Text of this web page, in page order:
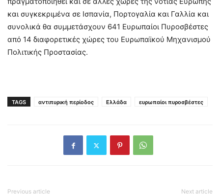
και συγκεκριμένα σε Ισπανία, Πορτογαλία και Γαλλία και
συνολικά θα συμμετάσχουν 641 Ευρωπαίοι Πυροσβέστες
από 14 διαφορετικές χώρες του Ευρωπαϊκού Μηχανισμού
Πολιτικής Προστασίας.
TAGS αντιπυρική περίοδος Ελλάδα ευρωπαίοι πυροσβέστες
Previous article Next article